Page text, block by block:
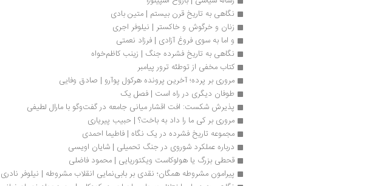
نگاهی به تاریخ قرن بیستم | متین بادی
زنان و خرگوش و خاکستر | نیلوفر اجری
و اما به سوی فروغ آزادی | فرزاد نعمتی
نگاهی به تاریخ فشرده جنگ | زینب کاظم‌خواه
کتاب مخفی از توطئه ترور پیامبر
مروری بر پرده؛ آخرین پرونده هرکول پوآرو | صادق وفایی
طوفان دیگری در راه است | فصل یک
پذیرش شکست: افت اقشار میانی جامعه در گفت‌وگو با مارال لطیفی
مروری بر کی ما را داد به باخت؟ | حبیب پیریاری
مجموعه تاریخ فشرده در یک نگاه | فاطیما احمدی
درباره عملکرد شوروی در جنگ تحمیلی | شایان اویسی
قحطی بزرگ یا هولوکاست ویکتوریایی | محمود فاضلی
پیرامون مشروطه همگان؛ نقدی بر بابی‌نمایی انقلاب مشروطه | نیلوفر نادری